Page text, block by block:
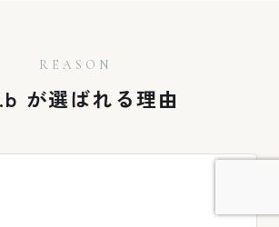
REASON
が選ばれる理由